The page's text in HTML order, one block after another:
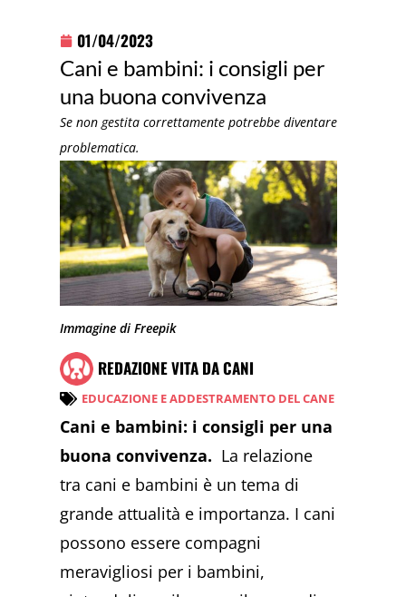
01/04/2023
Cani e bambini: i consigli per
una buona convivenza
Se non gestita correttamente potrebbe diventare
problematica.
Immagine di Freepik
REDAZIONE VITA DA CANI
EDUCAZIONE E ADDESTRAMENTO DEL CANE
Cani e bambini: i consigli per una
buona convivenza. La relazione
tra cani e bambini è un tema di
grande attualità e importanza. I cani
possono essere compagni
meravigliosi per i bambini,